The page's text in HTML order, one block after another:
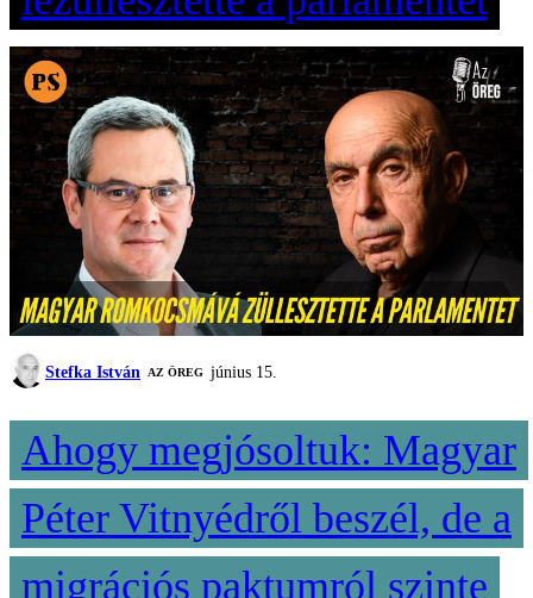
Stefka István AZ ÖREG június 15.
Ahogy megjósoltuk: Magyar
Péter Vitnyédről beszél, de a
migrációs paktumról szinte